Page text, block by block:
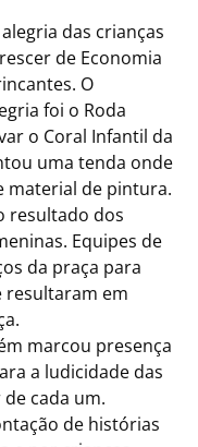
das crianças
de Economia
O
foi o Roda
o Coral Infantil da
uma tenda onde
material de pintura.
resultado dos
Equipes de
da praça para
resultaram em
marcou presença
a ludicidade das
cada um.
de histórias